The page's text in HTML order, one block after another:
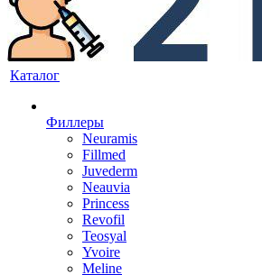
Каталог
Филлеры
Neuramis
Fillmed
Juvederm
Neauvia
Princess
Revofil
Teosyal
Yvoire
Meline